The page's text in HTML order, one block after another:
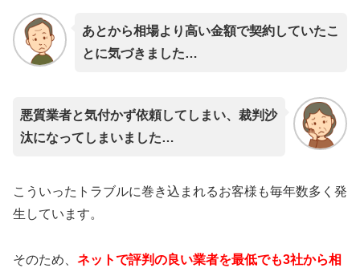
あとから相場より高い金額で契約していたこ
とに気づきました…
悪質業者と気付かず依頼してしまい、裁判沙
汰になってしまいました…
こういったトラブルに巻き込まれるお客様も毎年数多く発
生しています。
そのため、 ネットで評判の良い業者を最低でも3社から相